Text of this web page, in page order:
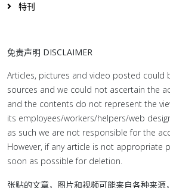
特刊
免责声明 DISCLAIMER
Articles, pictures and video posted could
sources and we could not ascertain the
and the contents do not represent the
its employees/workers/helpers/web
as such we are not responsible for the
However, if any article is not appropriate
soon as possible for deletion.
张贴的文章，图片和视频可能来自各种来源